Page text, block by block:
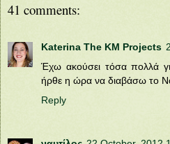
41 comments:
Katerina The KM Projects
Έχω ακούσει τόσα πολλά
ήρθε η ώρα να διαβάσω το
Reply